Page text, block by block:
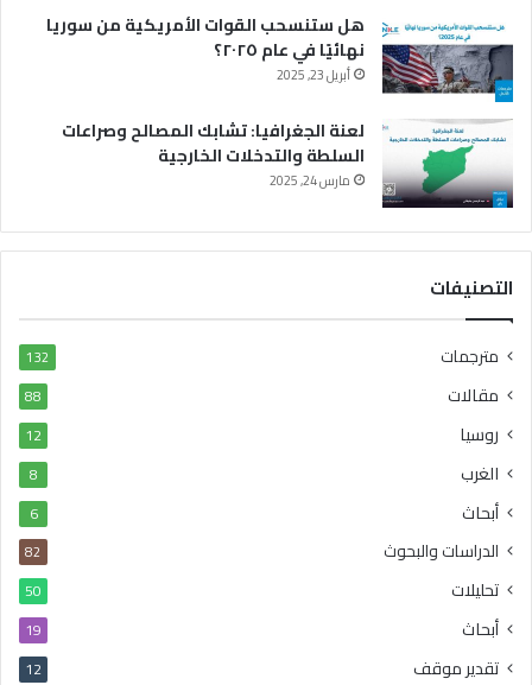
هل ستنسحب القوات الأمريكية من سوريا
نهائيًا في عام ٢٠٢٥؟
أبريل 23, 2025
لعنة الجغرافيا: تشابك المصالح وصراعات
السلطة والتدخلات الخارجية
مارس 24, 2025
التصنيفات
مترجمات 132
مقالات 88
روسيا 12
الغرب 8
أبحاث 6
الدراسات والبحوث 82
تحليلات 50
أبحاث 19
تقدير موقف 12